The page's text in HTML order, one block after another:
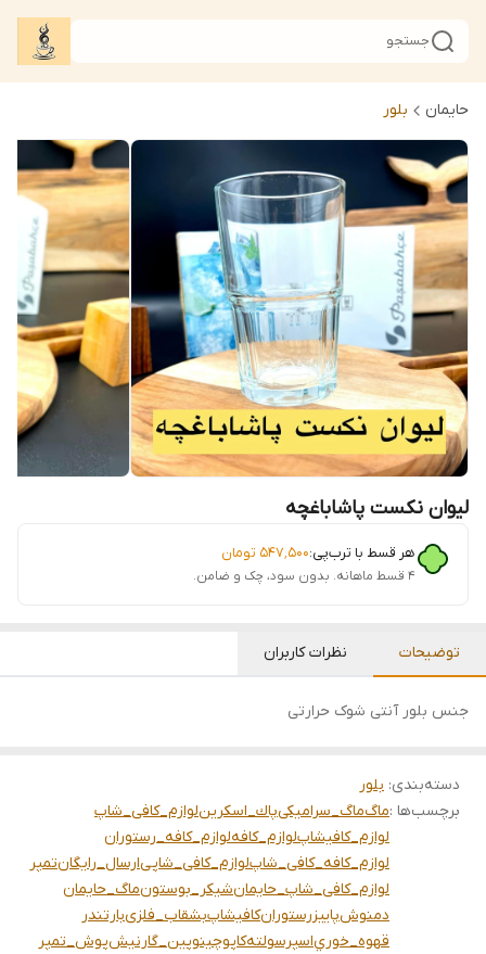
جستجو
حایمان بلور
لیوان نکست پاشاباغچه
هر قسط با ترب‌پی:۵۴۷٬۵۰۰ تومان
۴ قسط ماهانه. بدون سود، چک و ضامن.
توضیحات نظرات کاربران
جنس بلور آنتی شوک حرارتی
دسته‌بندی: بلور
برچسب‌ها :ماگماگ_سرامیکیپاك_اسكرينلوازم_کافی_شاپ
لوازم_کافیشاپلوازم_کافهلوازم_کافه_رستوران
لوازم_کافه_کافی_شاپلوازم_کافی_شاپیارسال_رایگانتمپر
لوازم_کافی_شاپ_حایمانشيكر_بوستونماگ_حایمان
دمنوشپاییزرستورانکافیشاپبشقاب_فلزیبارتندر
قهوه_خورياسپرسولتهكاپوچينوپین_گارنیشپوش_تمپر